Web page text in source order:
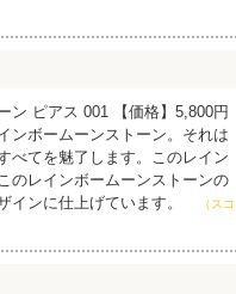
ン ピアス 001 【価格】5,800円
ンボームーンストーン。それは
べてを魅了します。このレイン
のレインボームーンストーンの
インに仕上げています。
（スコ